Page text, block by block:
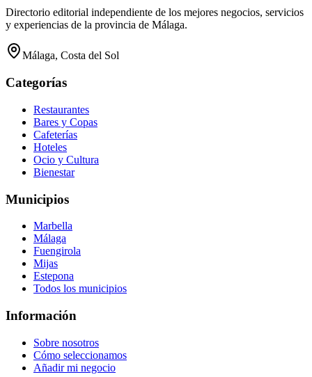
Directorio editorial independiente de los mejores negocios, servicios
y experiencias de la provincia de Málaga.
Málaga, Costa del Sol
Categorías
Restaurantes
Bares y Copas
Cafeterías
Hoteles
Ocio y Cultura
Bienestar
Municipios
Marbella
Málaga
Fuengirola
Mijas
Estepona
Todos los municipios
Información
Sobre nosotros
Cómo seleccionamos
Añadir mi negocio